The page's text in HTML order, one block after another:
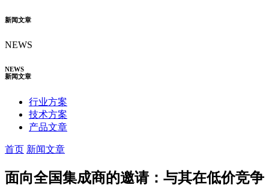
新闻文章
NEWS
NEWS
新闻文章
行业方案
技术方案
产品文章
首页 新闻文章
面向全国集成商的邀请：与其在低价竞争